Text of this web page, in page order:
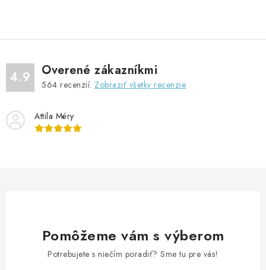
á
d
a
c
e
4.9 Overené zákazníkmi
564 recenzií. Zobraziť všetky recenzie
Attila Méry
Pomôžeme vám s výberom
Potrebujete s niečím poradiť? Sme tu pre vás!